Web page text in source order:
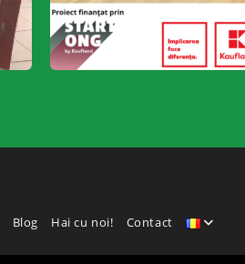
Blog Hai cu noi! Contact